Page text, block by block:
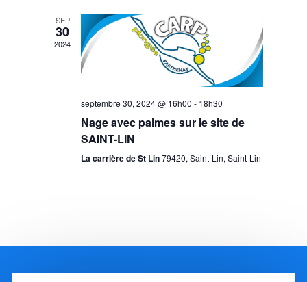
SEP
30
2024
septembre 30, 2024 @ 16h00 - 18h30
Nage avec palmes sur le site de
SAINT-LIN
La carrière de St Lin79420, Saint-Lin, Saint-Lin